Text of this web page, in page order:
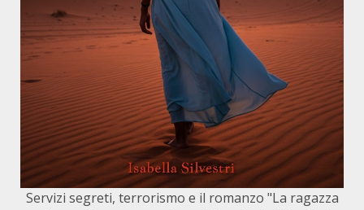
Servizi segreti, terrorismo e il romanzo "La ragazza